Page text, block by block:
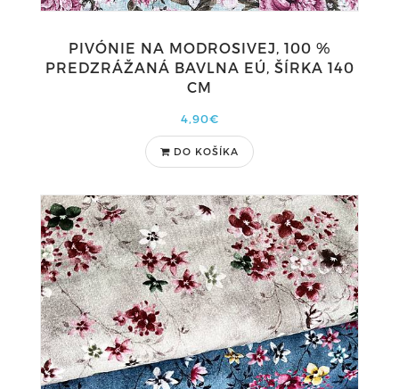
PIVÓNIE NA MODROSIVEJ, 100 %
PREDZRÁŽANÁ BAVLNA EÚ, ŠÍRKA 140
CM
4,90€
DO KOŠÍKA